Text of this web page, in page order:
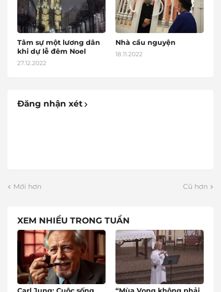
Tâm sự một lương dân
khi dự lễ đêm Noel
27.12.2022
Nhà cầu nguyện
18.11.2022
Đăng nhận xét
Mới hơn Cũ hơn
XEM NHIỀU TRONG TUẦN